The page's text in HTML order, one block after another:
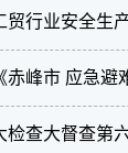
贸行业安全生
赤峰市 应急避
检查大督查第